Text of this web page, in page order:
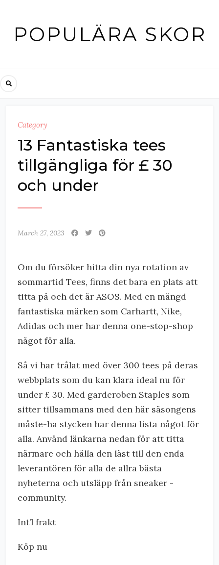
contentPOPULÄRA SKOR
Category
13 Fantastiska tees
tillgängliga för £ 30
och under
March 27, 2023
Om du försöker hitta din nya rotation av
sommartid Tees, finns det bara en plats att
titta på och det är ASOS. Med en mängd
fantastiska märken som Carhartt, Nike,
Adidas och mer har denna one-stop-shop
något för alla.
Så vi har trålat med över 300 tees på deras
webbplats som du kan klara ideal nu för
under £ 30. Med garderoben Staples som
sitter tillsammans med den här säsongens
måste-ha stycken har denna lista något för
alla. Använd länkarna nedan för att titta
närmare och hålla den låst till den enda
leverantören för alla de allra bästa
nyheterna och utsläpp från sneaker -
community.
Int’l frakt
Köp nu